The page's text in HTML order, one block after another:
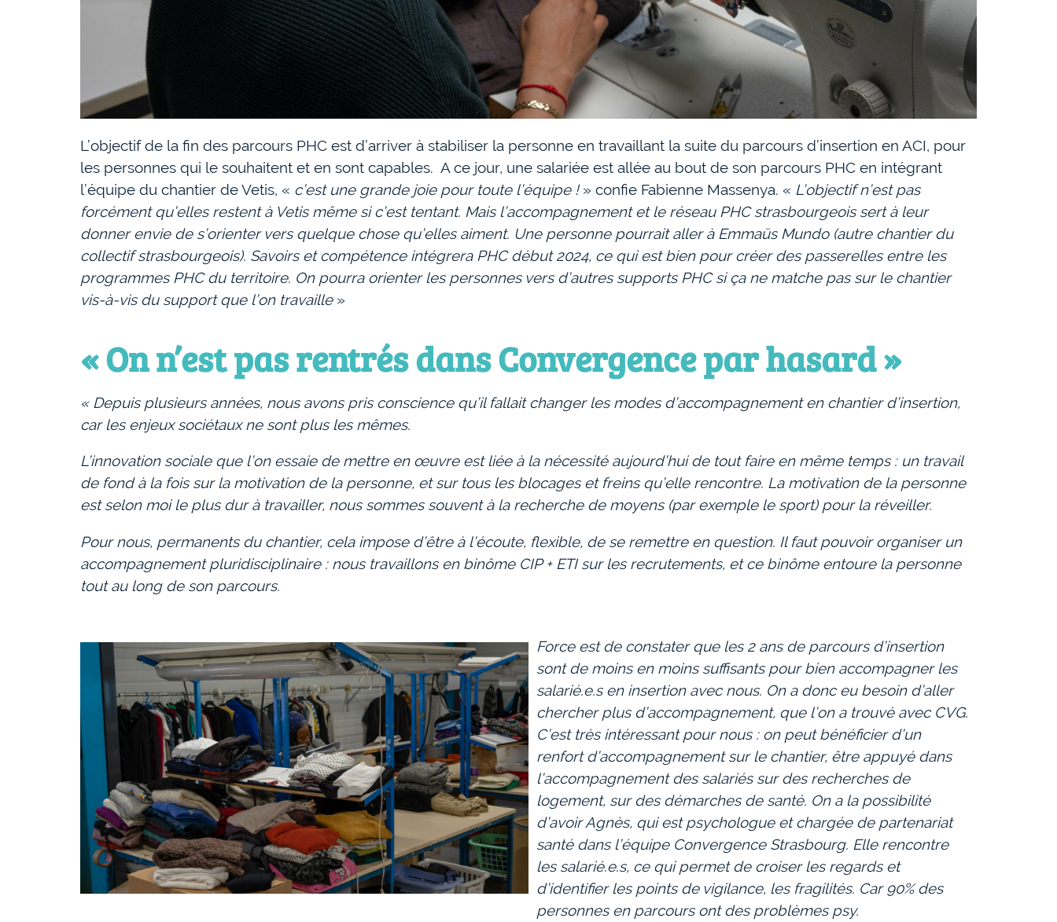
L’objectif de la fin des parcours PHC est d’arriver à stabiliser la personne en travaillant la suite du parcours d’insertion en ACI, pour
les personnes qui le souhaitent et en sont capables. A ce jour, une salariée est allée au bout de son parcours PHC en intégrant
l’équipe du chantier de Vetis, « c’est une grande joie pour toute l’équipe !» confie Fabienne Massenya. « L’objectif n’est pas
forcément qu’elles restent à Vetis même si c’est tentant. Mais l’accompagnement et le réseau PHC strasbourgeois sert à leur
donner envie de s’orienter vers quelque chose qu’elles aiment. Une personne pourrait aller à Emmaüs Mundo (autre chantier du
collectif strasbourgeois). Savoirs et compétence intégrera PHC début 2024, ce qui est bien pour créer des passerelles entre les
programmes PHC du territoire. On pourra orienter les personnes vers d’autres supports PHC si ça ne matche pas sur le chantier
vis-à-vis du support que l’on travaille»
« On n’est pas rentrés dans Convergence par hasard »
« Depuis plusieurs années, nous avons pris conscience qu’il fallait changer les modes d’accompagnement en chantier d’insertion,
car les enjeux sociétaux ne sont plus les mêmes.
L’innovation sociale que l’on essaie de mettre en œuvre est liée à la nécessité aujourd’hui de tout faire en même temps : un travail
de fond à la fois sur la motivation de la personne, et sur tous les blocages et freins qu’elle rencontre. La motivation de la personne
est selon moi le plus dur à travailler, nous sommes souvent à la recherche de moyens (par exemple le sport) pour la réveiller.
Pour nous, permanents du chantier, cela impose d’être à l’écoute, flexible, de se remettre en question. Il faut pouvoir organiser un
accompagnement pluridisciplinaire : nous travaillons en binôme CIP + ETI sur les recrutements, et ce binôme entoure la personne
tout au long de son parcours.
Force est de constater que les 2 ans de parcours d’insertion
sont de moins en moins suffisants pour bien accompagner les
salarié.e.s en insertion avec nous. On a donc eu besoin d’aller
chercher plus d’accompagnement, que l’on a trouvé avec CVG.
C’est très intéressant pour nous : on peut bénéficier d’un
renfort d’accompagnement sur le chantier, être appuyé dans
l’accompagnement des salariés sur des recherches de
logement, sur des démarches de santé. On a la possibilité
d’avoir Agnès, qui est psychologue et chargée de partenariat
santé dans l’équipe Convergence Strasbourg. Elle rencontre
les salarié.e.s, ce qui permet de croiser les regards et
d’identifier les points de vigilance, les fragilités. Car 90% des
personnes en parcours ont des problèmes psy.